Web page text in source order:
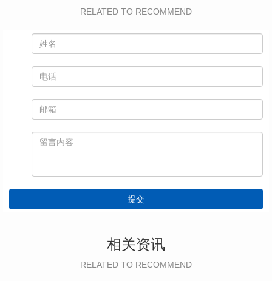
RELATED TO RECOMMEND
提交
相关资讯
RELATED TO RECOMMEND